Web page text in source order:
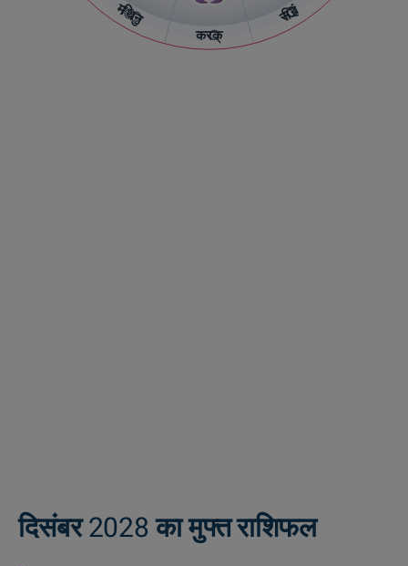
दिसंबर 2028 का मुफ्त राशिफल
मिथुन
कर्क
सिंह